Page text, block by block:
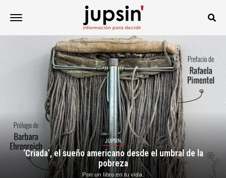
JUPSIN
‘Criada’, el sueño americano desde el umbral de la
pobreza
Pon un libro en tu vida.